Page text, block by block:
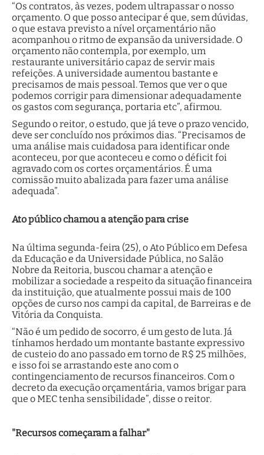
“Os contratos, às vezes, podem ultrapassar o nosso
orçamento. O que posso antecipar é que, sem dúvidas,
o que estava previsto a nível orçamentário não
acompanhou o ritmo de expansão da universidade. O
orçamento não contempla, por exemplo, um
restaurante universitário capaz de servir mais
refeições. A universidade aumentou bastante e
precisamos de mais pessoal. Temos que ver o que
podemos corrigir para dimensionar adequadamente
os gastos com segurança, portaria etc”, afirmou.
Segundo o reitor, o estudo, que já teve o prazo vencido,
deve ser concluído nos próximos dias. “Precisamos de
uma análise mais cuidadosa para identificar onde
aconteceu, por que aconteceu e como o déficit foi
agravado com os cortes orçamentários. É uma
comissão muito abalizada para fazer uma análise
adequada”.
Ato público chamou a atenção para crise
Na última segunda-feira (25), o Ato Público em Defesa
da Educação e da Universidade Pública, no Salão
Nobre da Reitoria, buscou chamar a atenção e
mobilizar a sociedade a respeito da situação financeira
da instituição, que atualmente possui mais de 100
opções de curso nos campi da capital, de Barreiras e de
Vitória da Conquista.
“Não é um pedido de socorro, é um gesto de luta. Já
tínhamos herdado um montante bastante expressivo
de custeio do ano passado em torno de R$ 25 milhões,
e isso foi se arrastando este ano com o
contingenciamento de recursos financeiros. Com o
decreto da execução orçamentária, vamos brigar para
que o MEC tenha sensibilidade”, disse o reitor.
"Recursos começaram a falhar"